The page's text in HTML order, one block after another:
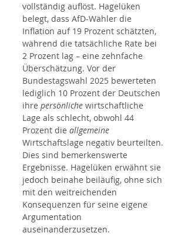
vollständig auflöst. Hagelüken
belegt, dass AfD-Wähler die
Inflation auf 19 Prozent schätzten,
während die tatsächliche Rate bei
2 Prozent lag – eine zehnfache
Überschätzung. Vor der
Bundestagswahl 2025 bewerteten
lediglich 10 Prozent der Deutschen
ihre persönliche wirtschaftliche
Lage als schlecht, obwohl 44
Prozent die allgemeine
Wirtschaftslage negativ beurteilten.
Dies sind bemerkenswerte
Ergebnisse. Hagelüken erwähnt sie
jedoch beinahe beiläufig, ohne sich
mit den weitreichenden
Konsequenzen für seine eigene
Argumentation
auseinanderzusetzen.